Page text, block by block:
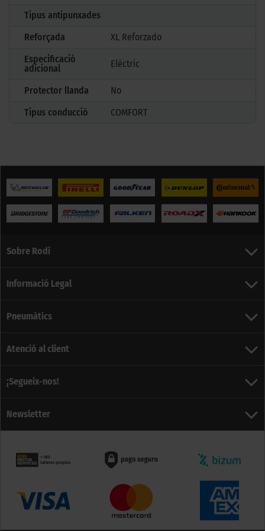
Tipus antipunxades
Reforçada
XL Reforzado
Especificació
adicional
Elèctric
Protector llanda
No
Tipus conducció
COMFORT
Sobre Rodi
Informació Legal
Pneumàtics
Atenció al client
¡Segueix-nos!
Newsletter